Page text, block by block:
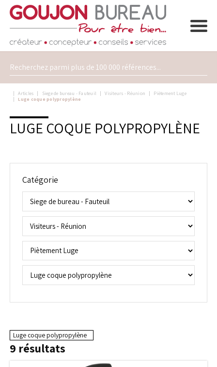
Articles Siege de bureau - Fauteuil Visiteurs - Réunion
Piètement Luge
Luge coque polypropylène
LUGE COQUE POLYPROPYLÈNE
Catégorie
Luge coque polypropylène
9 résultats